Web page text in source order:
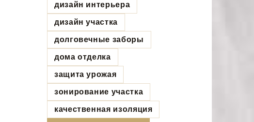
дизайн интерьера
дизайн участка
долговечные заборы
дома отделка
защита урожая
зонирование участка
качественная изоляция